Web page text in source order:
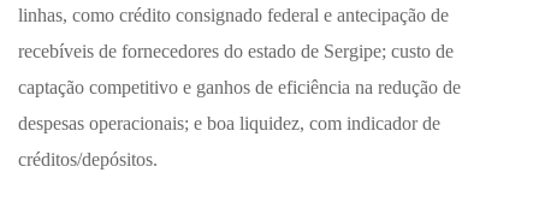
linhas, como crédito consignado federal e antecipação de
recebíveis de fornecedores do estado de Sergipe; custo de
captação competitivo e ganhos de eficiência na redução de
despesas operacionais; e boa liquidez, com indicador de
créditos/depósitos.